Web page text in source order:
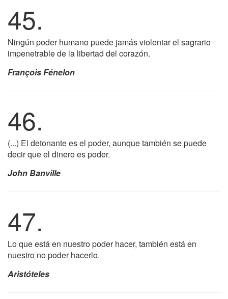
45.
Ningún poder humano puede jamás violentar el sagrario
impenetrable de la libertad del corazón.
François Fénelon
46.
(...) El detonante es el poder, aunque también se puede
decir que el dinero es poder.
John Banville
47.
Lo que está en nuestro poder hacer, también está en
nuestro no poder hacerlo.
Aristóteles